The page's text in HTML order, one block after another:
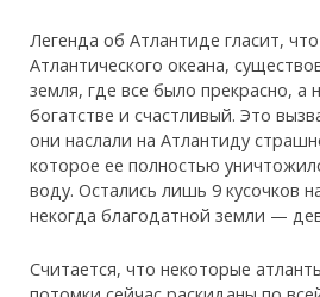
Легенда об Атлантиде гласит,
Атлантического океана,
земля, где все было прекрасно, а
богатстве и счастливый. Это
они наслали на Атлантиду
которое ее полностью
воду. Остались лишь 9 кусочков
некогда благодатной земли —
Считается, что некоторые